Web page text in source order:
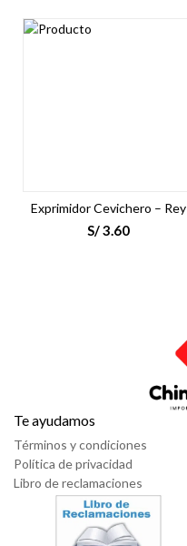
Exprimidor Cevichero – Rey
S/3.60
Te ayudamos
Términos y condiciones
Política de privacidad
Libro de reclamaciones